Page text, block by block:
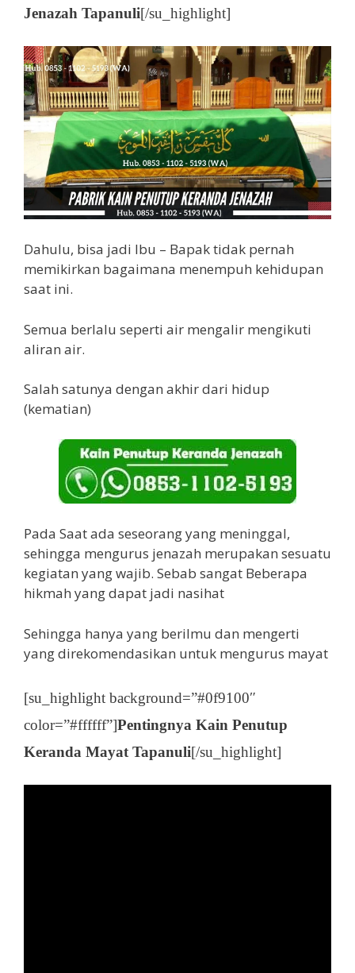
Jenazah Tapanuli[/su_highlight]
Dahulu, bisa jadi Ibu – Bapak tidak pernah
memikirkan bagaimana menempuh kehidupan
saat ini.
Semua berlalu seperti air mengalir mengikuti
aliran air.
Salah satunya dengan akhir dari hidup
(kematian)
Pada Saat ada seseorang yang meninggal,
sehingga mengurus jenazah merupakan sesuatu
kegiatan yang wajib. Sebab sangat Beberapa
hikmah yang dapat jadi nasihat
Sehingga hanya yang berilmu dan mengerti
yang direkomendasikan untuk mengurus mayat
[su_highlight background=”#0f9100″
color=”#ffffff”]Pentingnya Kain Penutup
Keranda Mayat Tapanuli[/su_highlight]